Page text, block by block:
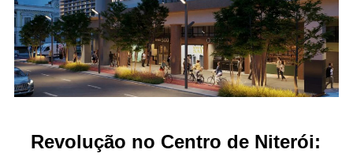
Revolução no Centro de Niterói: